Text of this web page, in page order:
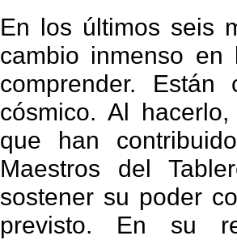
En los últimos seis
cambio inmenso en
comprender.
cósmico. Al
que han
Maestros del
sostener su poder
previsto. En su